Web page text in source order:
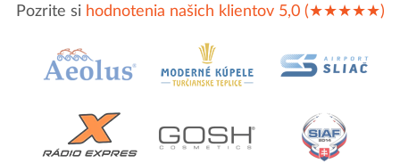
Pozrite si hodnotenia našich klientov 5,0 (★★★★★)